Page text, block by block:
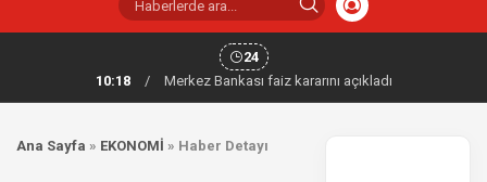
24
10:18
/ Merkez Bankası faiz kararını açıkladı
Ana Sayfa » EKONOMİ » Haber Detayı